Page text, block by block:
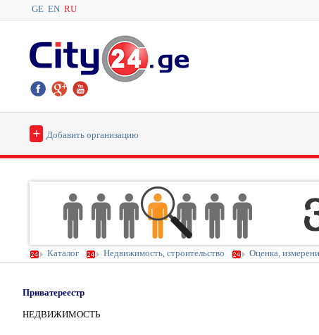
GE EN RU
+ Добавить организацию
Каталог Недвижимость, строительство Оценка,
Приватереестр
НЕДВИЖИМОСТЬ